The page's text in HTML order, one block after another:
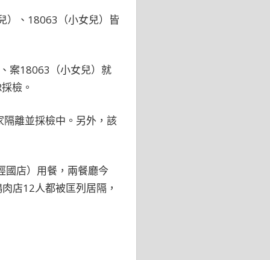
）、18063（小女兒）皆
案18063（小女兒）就
檢。
離並採檢中。另外，該
國店）用餐，兩餐廳今
店12人都被匡列居隔，